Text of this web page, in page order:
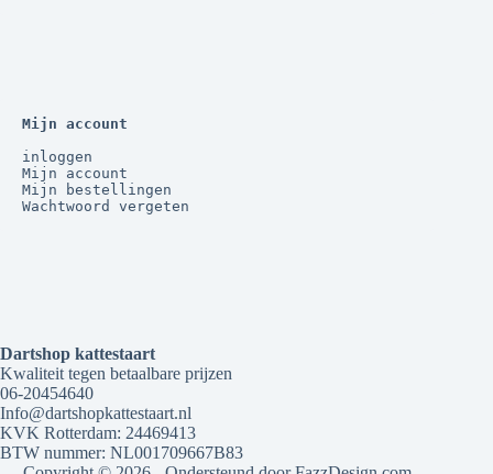
Mijn account
inloggen
Mijn account
Mijn bestellingen
Wachtwoord vergeten
Dartshop kattestaart
Kwaliteit tegen betaalbare prijzen
06-20454640
Info@dartshopkattestaart.nl
KVK Rotterdam: 24469413
BTW nummer: NL001709667B83